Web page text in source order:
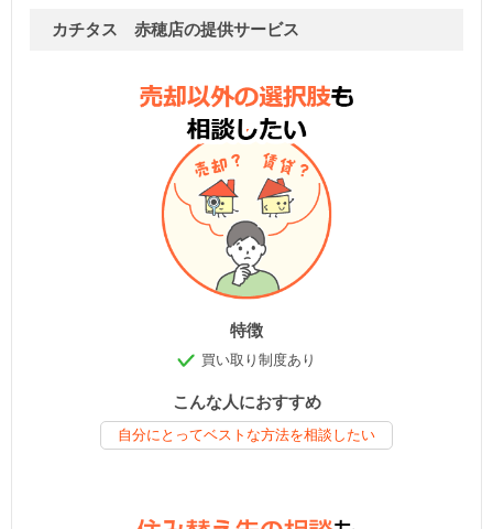
カチタス 赤穂店の提供サービス
特徴
買い取り制度あり
こんな人におすすめ
自分にとってベストな方法を相談したい